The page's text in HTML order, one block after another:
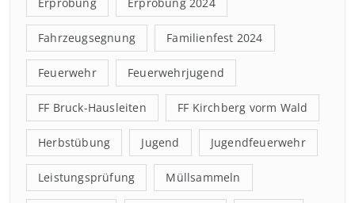
Fahrzeugsegnung Familienfest 2024
Feuerwehr Feuerwehrjugend
FF Bruck-Hausleiten FF Kirchberg vorm Wald
Herbstübung Jugend Jugendfeuerwehr
Leistungsprüfung Müllsammeln